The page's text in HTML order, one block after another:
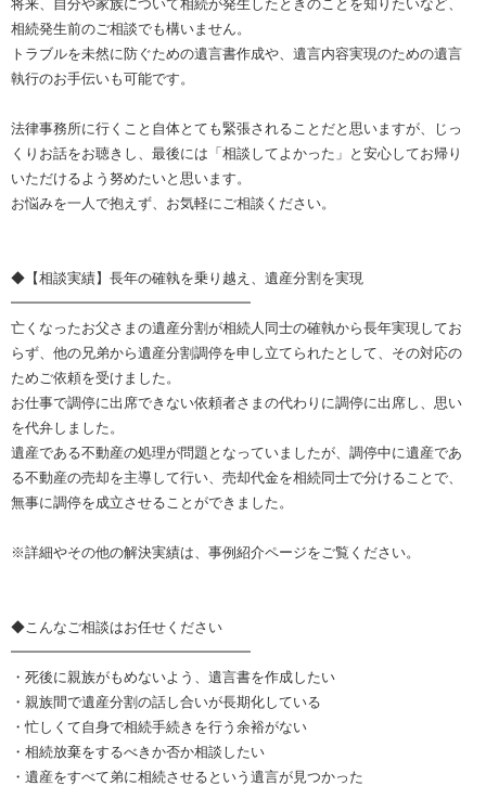
将来、自分や家族について相続が発生したときのことを知りたいなど、
相続発生前のご相談でも構いません。
トラブルを未然に防ぐための遺言書作成や、遺言内容実現のための遺言
執行のお手伝いも可能です。
法律事務所に行くこと自体とても緊張されることだと思いますが、じっ
くりお話をお聴きし、最後には「相談してよかった」と安心してお帰り
いただけるよう努めたいと思います。
お悩みを一人で抱えず、お気軽にご相談ください。
◆【相談実績】長年の確執を乗り越え、遺産分割を実現
━━━━━━━━━━━━━━━━━
亡くなったお父さまの遺産分割が相続人同士の確執から長年実現してお
らず、他の兄弟から遺産分割調停を申し立てられたとして、その対応の
ためご依頼を受けました。
お仕事で調停に出席できない依頼者さまの代わりに調停に出席し、思い
を代弁しました。
遺産である不動産の処理が問題となっていましたが、調停中に遺産であ
る不動産の売却を主導して行い、売却代金を相続同士で分けることで、
無事に調停を成立させることができました。
※詳細やその他の解決実績は、事例紹介ページをご覧ください。
◆こんなご相談はお任せください
━━━━━━━━━━━━━━━━━
・死後に親族がもめないよう、遺言書を作成したい
・親族間で遺産分割の話し合いが長期化している
・忙しくて自身で相続手続きを行う余裕がない
・相続放棄をするべきか否か相談したい
・遺産をすべて弟に相続させるという遺言が見つかった